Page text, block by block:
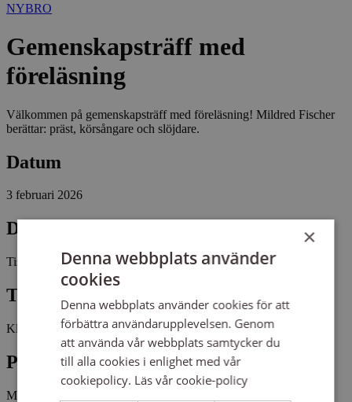
NYBRO
Gemenskapsträff med
föreläsning
Välkommen på gemenskapsträff med föreläsning! Mildred Fischer
berättar: präst, körsångare och slöjdare.
Datum
3 februari 2026
Dag
Tisdag
Tid
Kl 11:00 - 13:00
Plats
Madesjö prästgård
×
Denna webbplats använder
cookies
Denna webbplats använder cookies för att
förbättra användarupplevelsen. Genom
att använda vår webbplats samtycker du
till alla cookies i enlighet med vår
cookiepolicy. Läs vår cookie-policy